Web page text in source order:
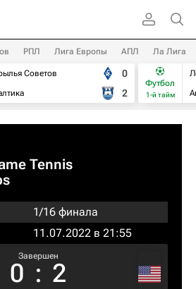
РПЛ Лига Европы АПЛ Ла Лига
Советов
0
2
Футбол
1-й тайм
Tennis
1/16 финала
11.07.2022 в 21:55
Завершен
0 : 2